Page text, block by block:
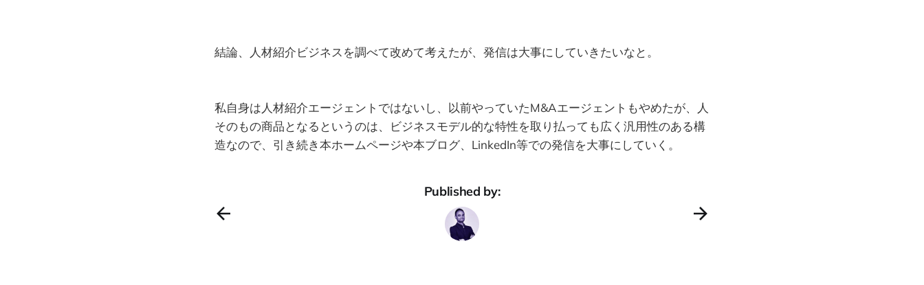
結論、人材紹介ビジネスを調べて改めて考えたが、発信は大事にしていきたいなと。
私自身は人材紹介エージェントではないし、以前やっていたM&Aエージェントもやめたが、人
そのもの商品となるというのは、ビジネスモデル的な特性を取り払っても広く汎用性のある構
造なので、引き続き本ホームページや本ブログ、LinkedIn等での発信を大事にしていく。
Published by: